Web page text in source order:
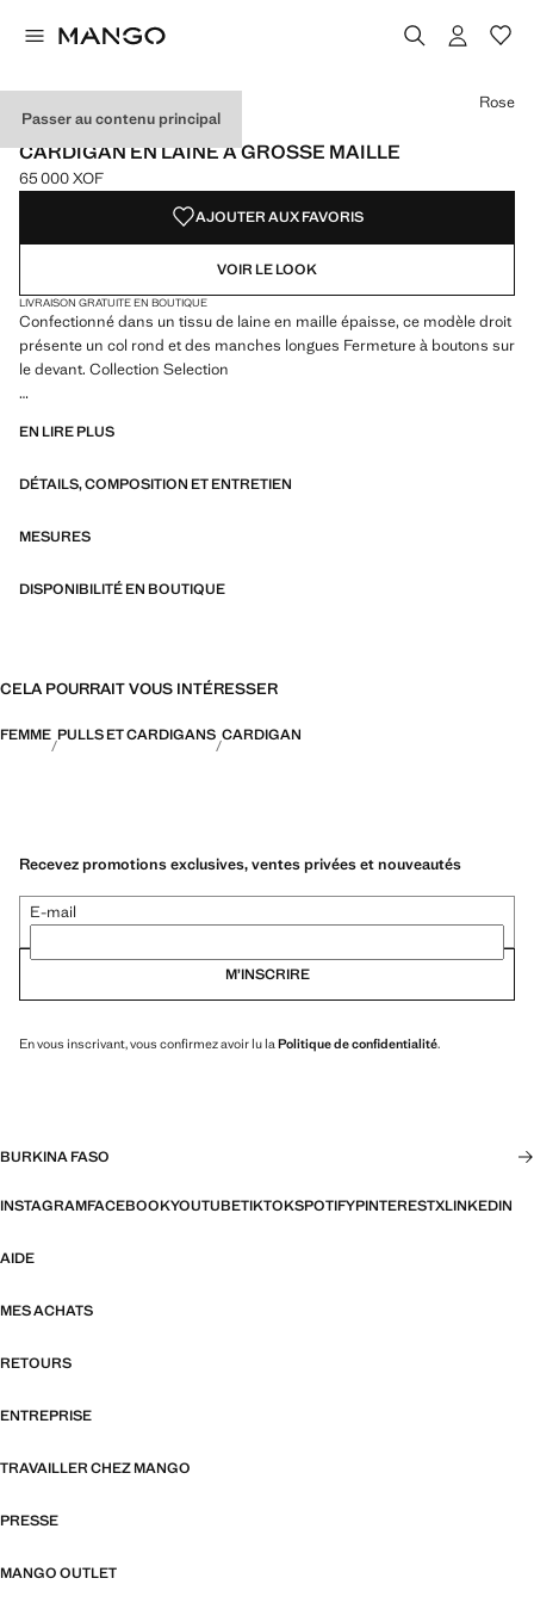
Passer au contenu principal
SELECTION
CARDIGAN EN LAINE À GROSSE MAILLE
Prix actuel [65 000 XOF ]
65 000 XOF
Choisissez une couleur
Couleur Rose sélectionnée
Couleur Chocolat
Rose
AJOUTER AUX FAVORIS
VOIR LE LOOK
LIVRAISON GRATUITE EN BOUTIQUE
Confectionné dans un tissu de laine en maille épaisse, ce modèle droit
présente un col rond et des manches longues Fermeture à boutons sur
le devant. Collection Selection
qualité, pour constituer une garde-robe féminine et contemporaine
EN LIRE PLUS
DÉTAILS, COMPOSITION ET ENTRETIEN
MESURES
DISPONIBILITÉ EN BOUTIQUE
CELA POURRAIT VOUS INTÉRESSER
FEMME PULLS ET CARDIGANS CARDIGAN
Recevez promotions exclusives, ventes privées et nouveautés
E-mail
M’INSCRIRE
En vous inscrivant, vous confirmez avoir lu la Politique de confidentialité.
BURKINA FASO
INSTAGRAMFACEBOOKYOUTUBETIKTOKSPOTIFYPINTERESTXLINKEDIN
AIDE
MES ACHATS
RETOURS
ENTREPRISE
TRAVAILLER CHEZ MANGO
PRESSE
MANGO OUTLET